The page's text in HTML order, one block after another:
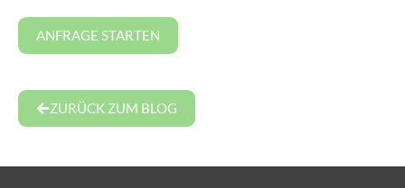
ANFRAGE STARTEN
ZURÜCK ZUM BLOG